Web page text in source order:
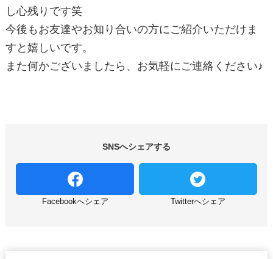
し心残りです笑
今後もお友達やお知り合いの方にご紹介いただけま
すと嬉しいです。
また何かございましたら、お気軽にご連絡ください♪
SNSへシェアする
Facebookへシェア Twitterへシェア